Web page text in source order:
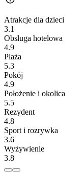
Atrakcje dla dzieci
3.1
Obsługa hotelowa
4.9
Plaża
5.3
Pokój
4.9
Położenie i okolica
5.5
Rezydent
4.8
Sport i rozrywka
3.6
Wyżywienie
3.8